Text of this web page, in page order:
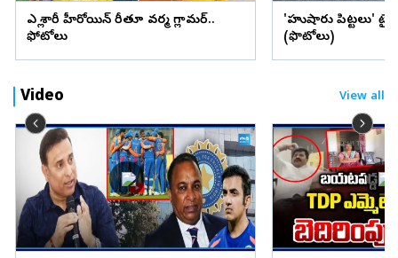
ఎల్లో శారీలో హీరోయిన్ రీతూ వర్మ గ్లామర్..
ఫోటోలు
'హుషారు పిట్టలు'
(ఫొటోలు)
Video View all